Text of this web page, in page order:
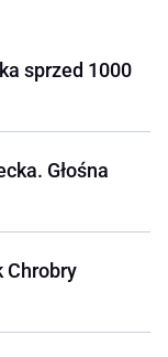
sprzed 1000
Głośna
Chrobry